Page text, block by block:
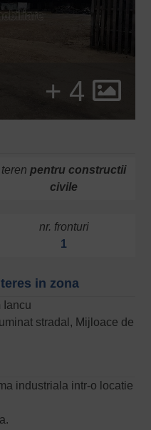
+ 4
terenpentru constructii
civile
nr. fronturi
1
in zona
Iancu
stradal, Mijloace de
industriala intr-o locatie